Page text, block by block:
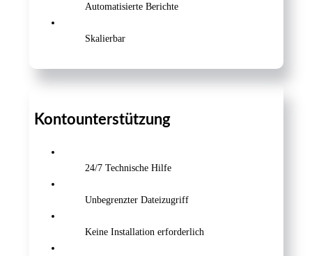
Automatisierte Berichte
Skalierbar
Kontounterstützung
24/7 Technische Hilfe
Unbegrenzter Dateizugriff
Keine Installation erforderlich